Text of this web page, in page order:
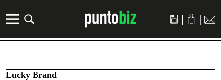
| |
Lucky Brand